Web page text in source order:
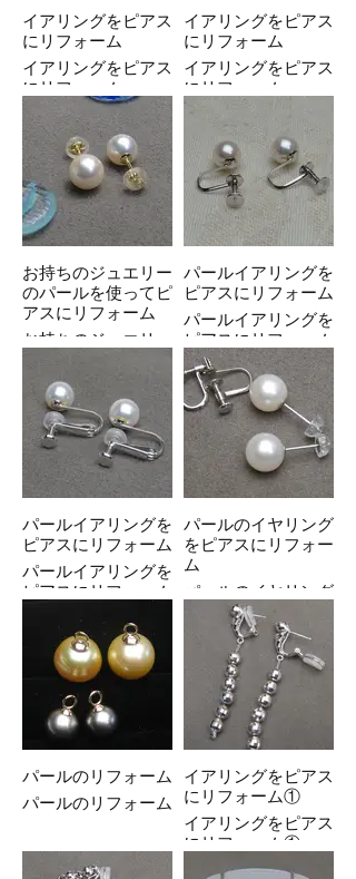
イアリングをピアス
にリフォーム
イアリングをピアス
にリフォーム
イアリングをピアス
にリフォーム
イアリングをピアス
にリフォーム
お持ちのジュエリー
のパールを使ってピ
アスにリフォーム
お持ちのジュエリー
アスにリフォーム
パールイアリングを
ピアスにリフォーム
パールイアリングを
ピアスにリフォーム
パールイアリングを
ピアスにリフォーム
パールイアリングを
ピアスにリフォーム
パールのイヤリング
をピアスにリフォー
ム
パールのイヤリング
をピアスにリフォー
パールのリフォーム
パールのリフォーム
イアリングをピアス
にリフォーム①
イアリングをピアス
にリフォーム①